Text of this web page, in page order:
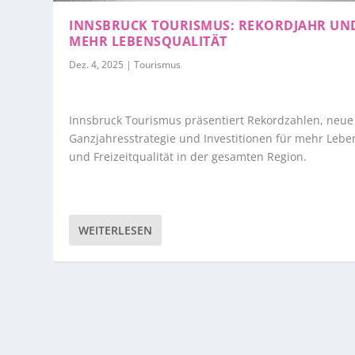
INNSBRUCK TOURISMUS: REKORDJAHR
MEHR LEBENSQUALITÄT
Dez. 4, 2025 |Tourismus
Innsbruck Tourismus präsentiert Rekordzahlen, neue
Ganzjahresstrategie und Investitionen für mehr
und Freizeitqualität in der gesamten Region.
WEITERLESEN